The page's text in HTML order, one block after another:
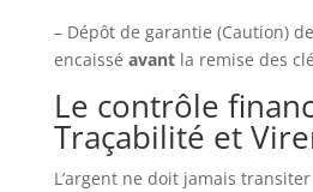
– Dépôt de garantie (Caution)
encaissé avantla remise des
Le contrôle
Traçabilité et
L’argent ne doit jamais